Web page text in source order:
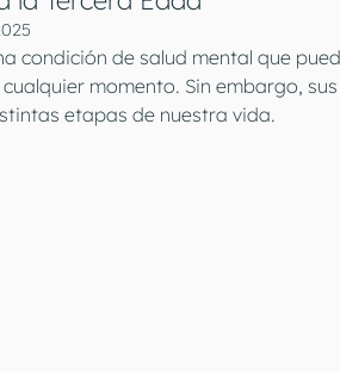
condición de salud mental que
momento. Sin embargo,
etapas de nuestra vida.